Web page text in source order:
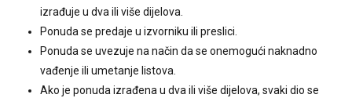
izrađuje u dva ili više dijelova.
Ponuda se predaje u izvorniku ili preslici.
Ponuda se uvezuje na način da se onemogući naknadno
vađenje ili umetanje listova.
Ako je ponuda izrađena u dva ili više dijelova, svaki dio se